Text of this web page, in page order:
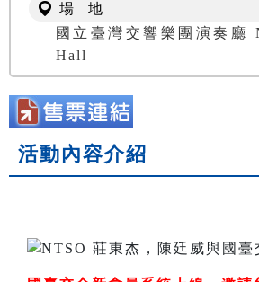
場 地
國立臺灣交響樂團演奏廳
Hall
活動內容介紹